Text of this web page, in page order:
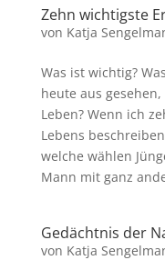
Zehn wichtigste
von Katja
Was ist wichtig?
heute aus
Leben? Wenn ich
Lebens
welche wählen
Mann mit ganz
Gedächtnis der
von Katja